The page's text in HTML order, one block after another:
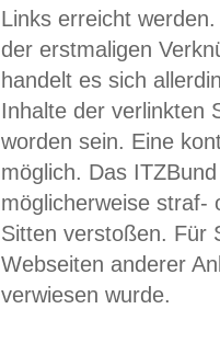
Links erreicht
der erstmaligen
handelt es sich
Inhalte der verlinkten
worden sein. Eine
möglich. Das
möglicherweise straf-
Sitten verstoßen. Für
Webseiten anderer
verwiesen wurde.